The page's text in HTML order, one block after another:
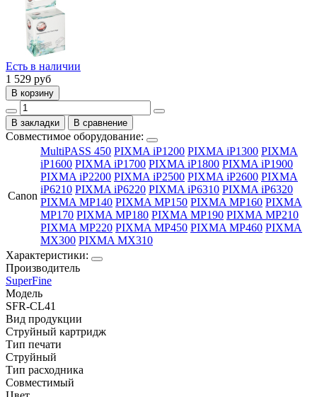
Есть в наличии
1 529 руб
В корзину
В закладки В сравнение
Совместимое оборудование:
Canon
MultiPASS 450 PIXMA iP1200 PIXMA iP1300 PIXMA
iP1600 PIXMA iP1700 PIXMA iP1800 PIXMA iP1900
PIXMA iP2200 PIXMA iP2500 PIXMA iP2600 PIXMA
iP6210 PIXMA iP6220 PIXMA iP6310 PIXMA iP6320
PIXMA MP140 PIXMA MP150 PIXMA MP160 PIXMA
MP170 PIXMA MP180 PIXMA MP190 PIXMA MP210
PIXMA MP220 PIXMA MP450 PIXMA MP460 PIXMA
MX300 PIXMA MX310
Характеристики:
Производитель
SuperFine
Модель
SFR-CL41
Вид продукции
Струйный картридж
Тип печати
Струйный
Тип расходника
Совместимый